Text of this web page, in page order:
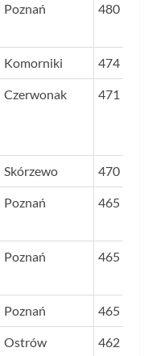
Poznań 480
Komorniki 474
Czerwonak 471
Skórzewo 470
Poznań 465
Poznań 465
Poznań 465
Ostrów
462